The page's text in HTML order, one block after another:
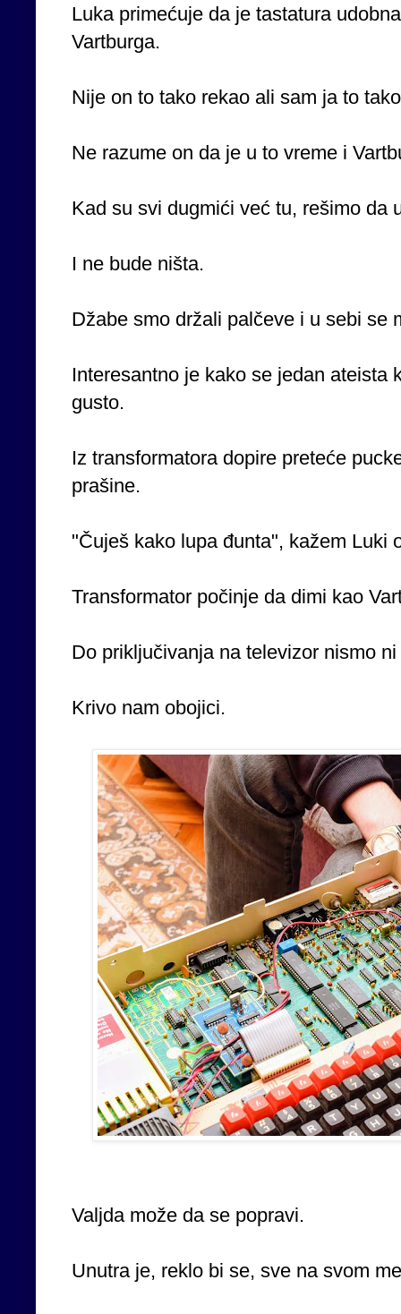
Luka primećuje da je tastatura
Vartburga.
Nije on to tako rekao ali sam ja to
Ne razume on da je u to vreme i
Kad su svi dugmići već tu, rešimo da
I ne bude ništa.
Džabe smo držali palčeve i u sebi se
Interesantno je kako se jedan ateista
gusto.
Iz transformatora dopire preteće
prašine.
"Čuješ kako lupa đunta", kažem Luki
Transformator počinje da dimi kao
Do priključivanja na televizor nismo
Krivo nam obojici.
Valjda može da se popravi.
Unutra je, reklo bi se, sve na svom